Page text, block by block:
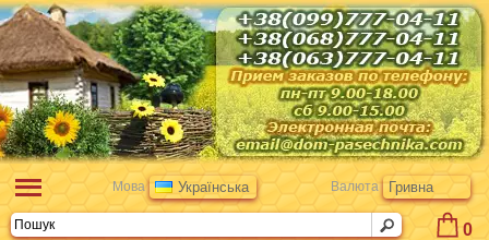
0
Мова Українська Валюта Гривна